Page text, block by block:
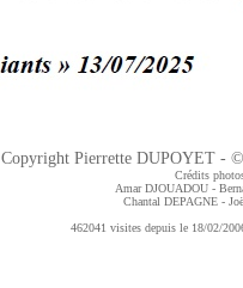
Copyright Pierrette DUPOYET -
Crédits
Amar DJOUADOU -
Chantal DEPAGNE -
462041 visites depuis le 18/02/